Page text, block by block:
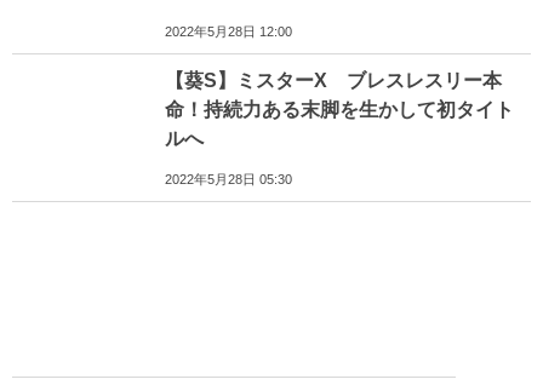
2022年5月28日 12:00
【葵S】ミスターX ブレスレスリー本
命！持続力ある末脚を生かして初タイト
ルへ
2022年5月28日 05:30